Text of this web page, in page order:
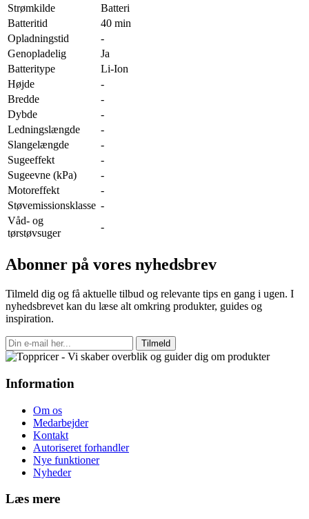
Strømkilde
Batteri
Batteritid
40 min
Opladningstid
-
Genopladelig
Ja
Batteritype
Li-Ion
Højde
-
Bredde
-
Dybde
-
Ledningslængde
-
Slangelængde
-
Sugeeffekt
-
Sugeevne (kPa)
-
Motoreffekt
-
Støvemissionsklasse -
Våd- og
tørstøvsuger
-
Abonner på vores nyhedsbrev
Tilmeld dig og få aktuelle tilbud og relevante tips en gang i ugen. I
nyhedsbrevet kan du læse alt omkring produkter, guides og
inspiration.
Tilmeld
Information
Om os
Medarbejder
Kontakt
Autoriseret forhandler
Nye funktioner
Nyheder
Læs mere